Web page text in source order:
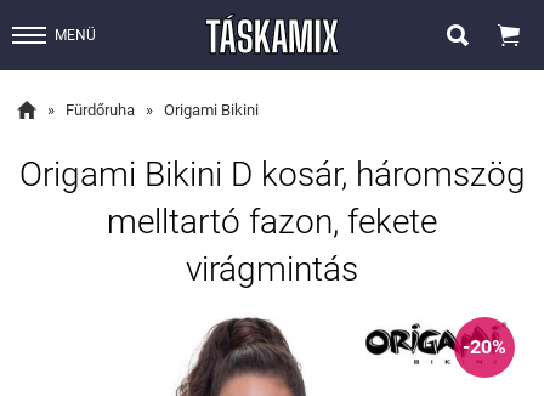
MENÜ  
 » Fürdőruha » Origami Bikini
Origami Bikini D kosár, háromszög
melltartó fazon, fekete
virágmintás
-20%